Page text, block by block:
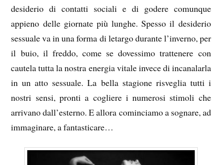
desiderio di contatti sociali e di godere comunque
appieno delle giornate più lunghe. Spesso il desiderio
sessuale va in una forma di letargo durante l’inverno, per
il buio, il freddo, come se dovessimo trattenere con
cautela tutta la nostra energia vitale invece di incanalarla
in un atto sessuale. La bella stagione risveglia tutti i
nostri sensi, pronti a cogliere i numerosi stimoli che
arrivano dall’esterno. E allora cominciamo a sognare, ad
immaginare, a fantasticare…